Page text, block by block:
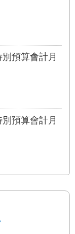
預算會計月
預算會計月